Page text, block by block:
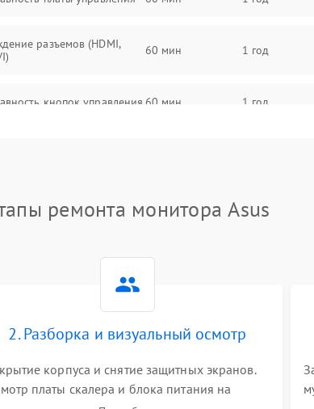
разъемов (HDMI,
60 мин 1 год
кнопок управления 60 мин 1 год
системы автоматического
замыкания
ремонта монитора Asus
2. Разборка и визуальный осмотр
корпуса и снятие защитных экранов.
платы скалера и блока питания на